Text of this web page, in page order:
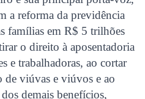
a reforma da previdência
famílias em R$ 5 trilhões
o direito à aposentadoria
e trabalhadoras, ao cortar
de viúvas e viúvos e ao
demais benefícios,